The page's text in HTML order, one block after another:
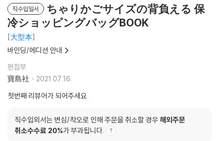
직수입일서
ちゃりかごサイズの背負える 保
冷ショッピングバッグBOOK
大型本
바인딩/에디션 안내
편집부
寶島社
2021.07.16.
첫번째 리뷰어가 되어주세요
직수입외서는 변심/착오로 인해 주문을 취소할 경우 해외주문
취소수수료 20%가 부과됩니다.